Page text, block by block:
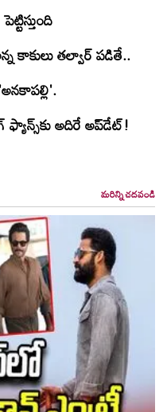
కాకులు తల్వార్ పడితే..
ఫ్యాన్స్‌కు అదిరే అప్‌డేట్!
మరిన్ని చదవండి